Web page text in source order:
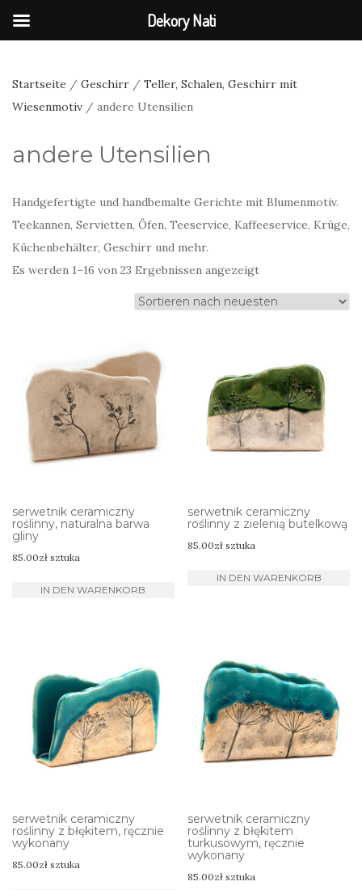
Startseite / Geschirr / Teller, Schalen, Geschirr mit
Wiesenmotiv / andere Utensilien
andere Utensilien
Handgefertigte und handbemalte Gerichte mit Blumenmotiv.
Teekannen, Servietten, Öfen, Teeservice, Kaffeeservice, Krüge,
Küchenbehälter, Geschirr und mehr.
Es werden 1–16 von 23 Ergebnissen angezeigtNach
neuesten
sortiert
serwetnik ceramiczny
roślinny, naturalna barwa
gliny
85.00zł sztuka
IN DEN WARENKORB
serwetnik ceramiczny
roślinny z zielenią butelkową
85.00zł sztuka
IN DEN WARENKORB
serwetnik ceramiczny
roślinny z błękitem, ręcznie
wykonany
85.00zł sztuka
serwetnik ceramiczny
roślinny z błękitem
turkusowym, ręcznie
wykonany
85.00zł sztuka
Dekory Nati